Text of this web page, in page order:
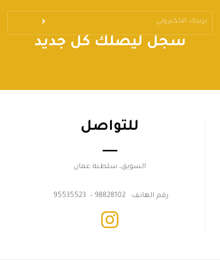
سجل ليصلك كل جديد
للتواصل
السويق، سلطنة عمان
رقم الهاتف: 98828102 – 95535523